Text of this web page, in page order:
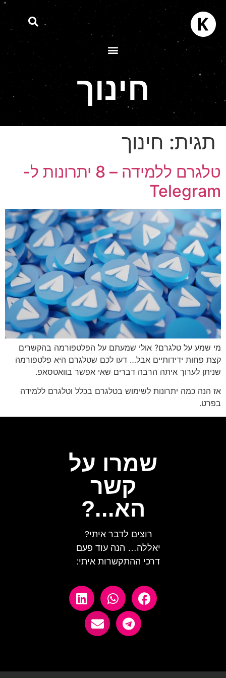
חינוך
תגית:חינוך
טלגרם ללמידה – 8 יתרונות ל-
שמע על טלגרם? אולי שמעתם על הפלטפורמה בהקשרים
פחות ידידותיים אבל… דעו לכם שטלגרם היא פלטפורמה
לערוך איתה הרבה דברים שאי אפשר בוואטסאפ.
הנה כמה יתרונות לשימוש בטלגרם בכלל וטלגרם ללמידה
שמרו על
קשר
הא...?
רוצים לדבר איתי?
יאללה… הנה עוד פעם
דרכי ההתקשרות איתי: